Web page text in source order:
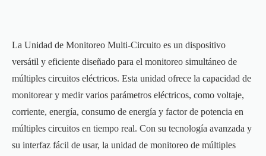
La Unidad de Monitoreo Multi-Circuito es un dispositivo
versátil y eficiente diseñado para el monitoreo simultáneo de
múltiples circuitos eléctricos. Esta unidad ofrece la capacidad de
monitorear y medir varios parámetros eléctricos, como voltaje,
corriente, energía, consumo de energía y factor de potencia en
múltiples circuitos en tiempo real. Con su tecnología avanzada y
su interfaz fácil de usar, la unidad de monitoreo de múltiples